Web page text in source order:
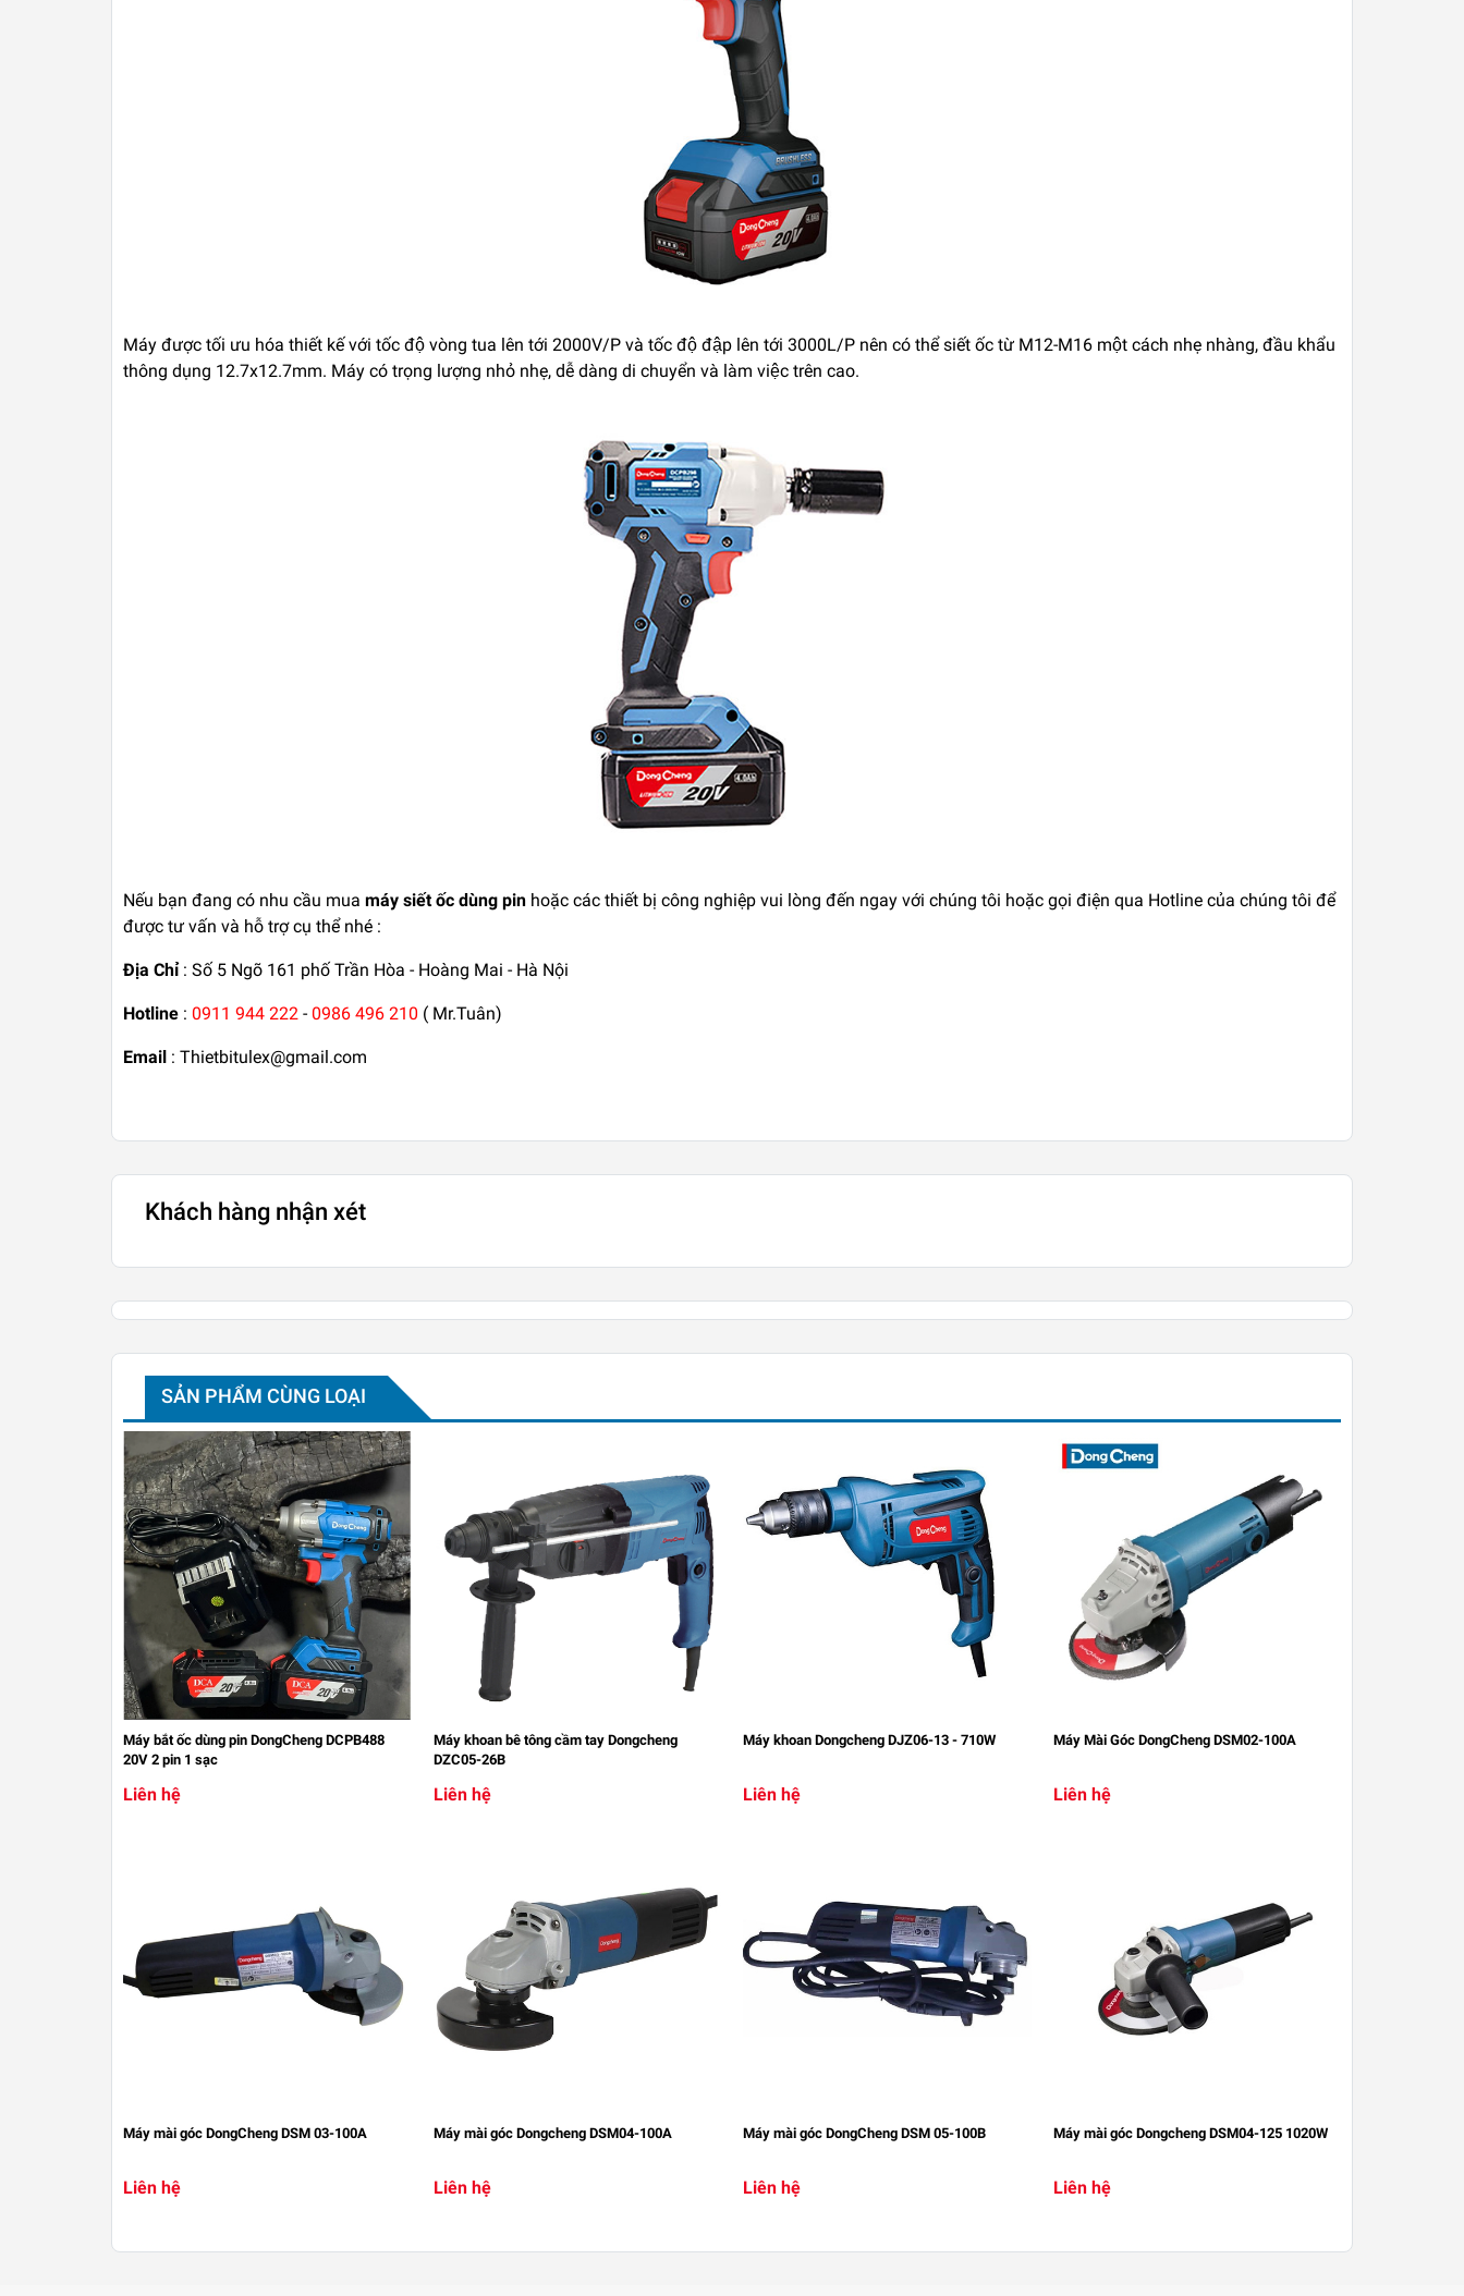
Máy được tối ưu hóa thiết kế với tốc độ vòng tua lên tới 2000V/P và tốc độ đập lên tới 3000L/P nên có thể siết ốc từ M12-M16 một cách nhẹ nhàng, đầu khẩu
thông dụng 12.7x12.7mm. Máy có trọng lượng nhỏ nhẹ, dễ dàng di chuyển và làm việc trên cao.
Nếu bạn đang có nhu cầu mua máy siết ốc dùng pin hoặc các thiết bị công nghiệp vui lòng đến ngay với chúng tôi hoặc gọi điện qua Hotline của chúng tôi để
được tư vấn và hỗ trợ cụ thể nhé :
Địa Chỉ: Số 5 Ngõ 161 phố Trần Hòa - Hoàng Mai - Hà Nội
Hotline : 0911 944 222 - 0986 496 210 ( Mr.Tuân)
Email : Thietbitulex@gmail.com
Khách hàng nhận xét
SẢN PHẨM CÙNG LOẠI
Máy bắt ốc dùng pin DongCheng DCPB488
20V 2 pin 1 sạc
Liên hệ
Máy khoan bê tông cầm tay Dongcheng
DZC05-26B
Liên hệ
Máy khoan Dongcheng DJZ06-13 - 710W
Liên hệ
Máy Mài Góc DongCheng DSM02-100A
Liên hệ
Máy mài góc DongCheng DSM 03-100A
Liên hệ
Máy mài góc Dongcheng DSM04-100A
Liên hệ
Máy mài góc DongCheng DSM 05-100B
Liên hệ
Máy mài góc Dongcheng DSM04-125 1020W
Liên hệ